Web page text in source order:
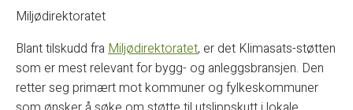
Miljødirektoratet
Blant tilskudd fra Miljødirektoratet, er det Klimasats-støtten
som er mest relevant for bygg- og anleggsbransjen. Den
retter seg primært mot kommuner og fylkeskommuner